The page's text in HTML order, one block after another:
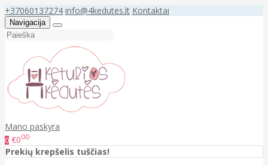
+37060137274 info@4kedutes.lt Kontaktai
Navigacija
Mano paskyra
0 €000
Prekių krepšelis tuščias!